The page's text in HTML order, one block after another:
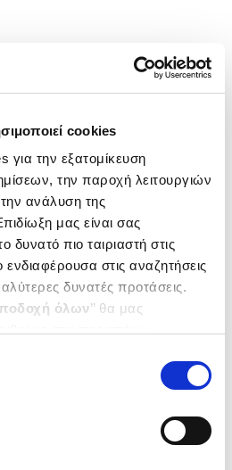
cookies
για την εξατομίκευση
την παροχή λειτουργιών
ανάλυση της
μας είναι σας
πιο ταιριαστή στις
ενδιαφέρουσα στις αναζητήσεις
δυνατές προτάσεις.
όλων’’ θα μας
από τα παρακάτω με την
να ενημερωθείτε σχετικά με